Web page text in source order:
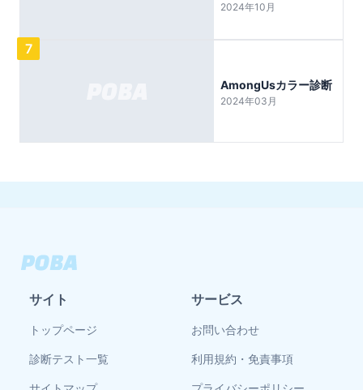
2024年10月
7
AmongUsカラー診断
2024年03月
サイト
トップページ
診断テスト一覧
サービス
お問い合わせ
利用規約・免責事項